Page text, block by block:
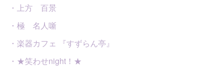
・上方 百景
・極 名人噺
・楽器カフェ 『すずらん亭』
・★笑わせnight！★